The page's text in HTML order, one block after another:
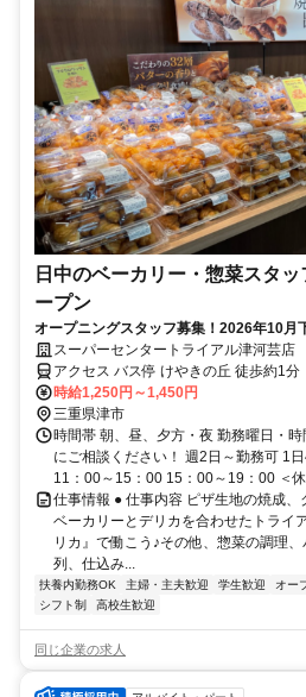
日中のベーカリー・惣菜スタ
ープン
オープニングスタッフ募集！2026年10
「ベリカ」始まります♪
スーパーセンタートライアル津河芸店
アクセス バス停 けやきの丘 徒歩約1分
時給1,250円～1,450円
三重県津市
時間帯 朝、昼、夕方・夜 勤務曜日・
にご相談ください！ 週2日～勤務可 1
11：00～15：00 15：00～19：00 ＜
仕事情報 ● 仕事内容 ピザ生地の焼成、
ベーカリーとデリカを合わせたトライ
リカ』で働こう♪その他、惣菜の調理
列、仕込み...
扶養内勤務OK 主婦・主夫歓迎 学生歓迎 オー
シフト制
高校生歓迎
同じ企業の求人